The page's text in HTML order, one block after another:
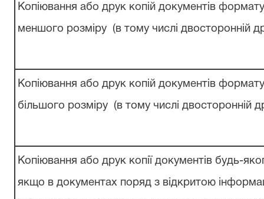
Копіювання або друк копій документів
меншого розміру (в тому числі двосторонній
Копіювання або друк копій документів
більшого розміру (в тому числі двосторонній
Копіювання або друк копії документів будь-
якщо в документах поряд з відкритою